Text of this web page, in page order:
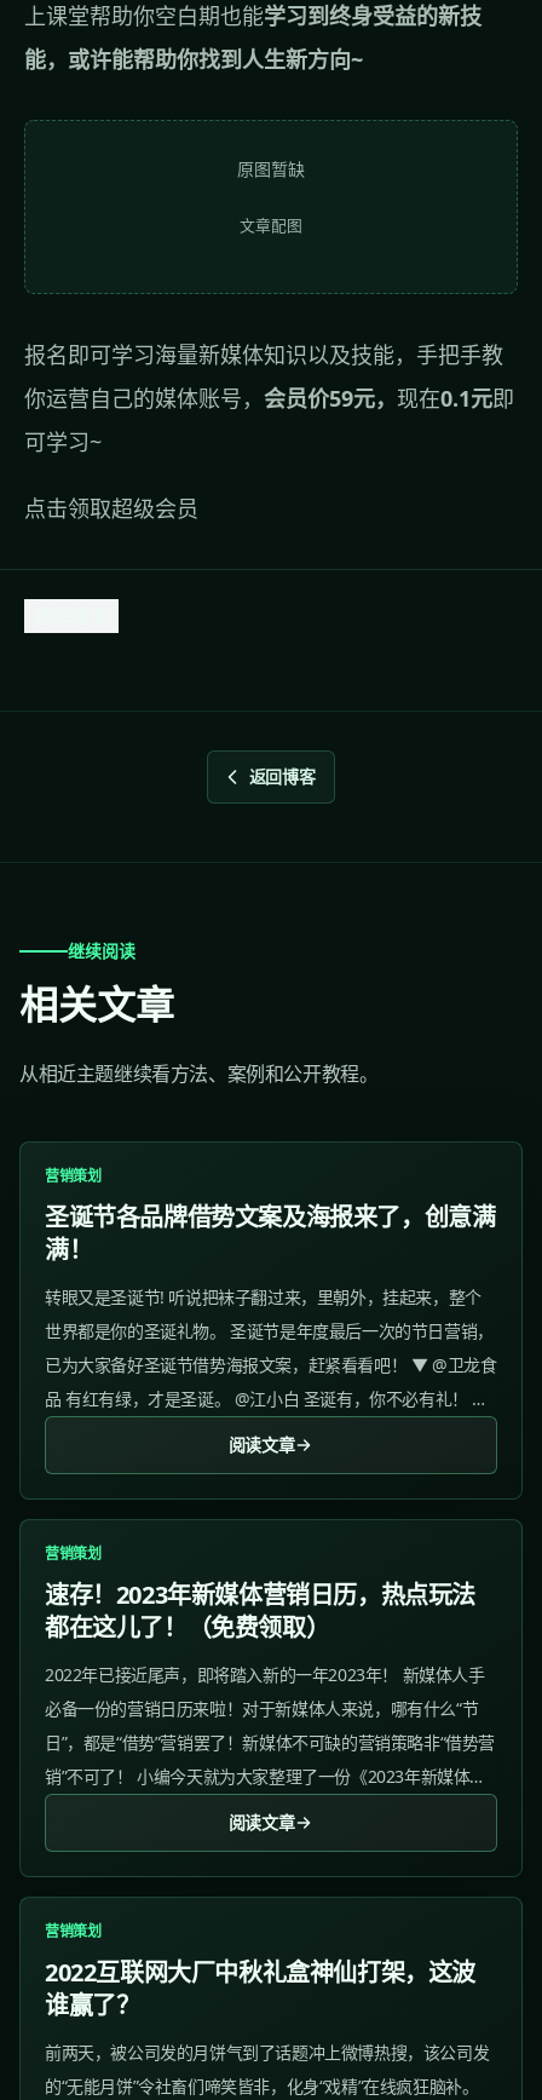
上课堂帮助你空白期也能学习到终身受益的新技
能，或许能帮助你找到人生新方向~
原图暂缺
文章配图
报名即可学习海量新媒体知识以及技能，手把手教
你运营自己的媒体账号， 会员价59元， 现在0.1元即
可学习~
点击领取超级会员
返回博客
继续阅读
相关文章
从相近主题继续看方法、案例和公开教程。
营销策划
圣诞节各品牌借势文案及海报来了，创意满
满！
转眼又是圣诞节! 听说把袜子翻过来，里朝外，挂起来，整个
世界都是你的圣诞礼物。 圣诞节是年度最后一次的节日营销，
已为大家备好圣诞节借势海报文案，赶紧看看吧！ ▼ @卫龙食
品 有红有绿，才是圣诞。 @江小白 圣诞有，你不必有礼！ @
荣耀手机 圣诞“快”乐，一起“充”鸭。 @特仑苏 每一颗圣诞树，
都是更好的心意！ @旺旺...
阅读文章
营销策划
速存！2023年新媒体营销日历，热点玩法
都在这儿了！（免费领取）
2022年已接近尾声，即将踏入新的一年2023年！ 新媒体人手
必备一份的营销日历来啦！对于新媒体人来说，哪有什么“节
日”，都是“借势”营销罢了！新媒体不可缺的营销策略非“借势营
销”不可了！ 小编今天就为大家整理了一份《2023年新媒体营
销日历》，里面帮你汇总了上百个、大大小小的节日与季度关
键词、相关热点。...
阅读文章
营销策划
2022互联网大厂中秋礼盒神仙打架，这波
谁赢了？
前两天，被公司发的月饼气到了话题冲上微博热搜，该公司发
的“无能月饼”令社畜们啼笑皆非，化身“戏精”在线疯狂脑补。